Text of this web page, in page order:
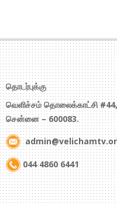
தொடர்புக்கு
வெளிச்சம் தொலைக்காட்சி
சென்னை – 600083.
044 4860 6441